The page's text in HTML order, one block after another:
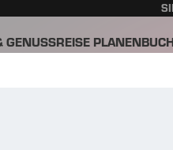
GENUSSREISE PLANEN